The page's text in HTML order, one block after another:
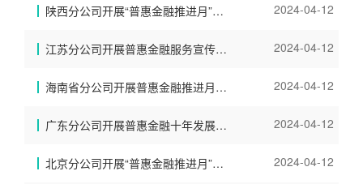
陕西分公司开展“普惠金融推进月”宣传活动 2024-04-12
江苏分公司开展普惠金融服务宣传及调研活动 2024-04-12
海南省分公司开展普惠金融推进月宣传活动 2024-04-12
广东分公司开展普惠金融十年发展成果宣讲活动 2024-04-12
北京分公司开展“普惠金融推进月”活动 2024-04-12